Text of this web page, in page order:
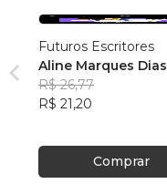
Futuros Escritores
Aline Marques Dias
R$ 26,77
R$ 21,20
Comprar